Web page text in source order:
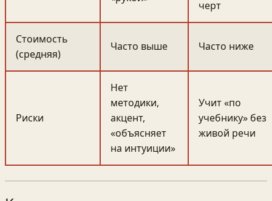
черт
Стоимость
(средняя)
Часто выше Часто ниже
Риски
Нет
методики,
акцент,
«объясняет
на интуиции»
Учит «по
учебнику» без
живой речи